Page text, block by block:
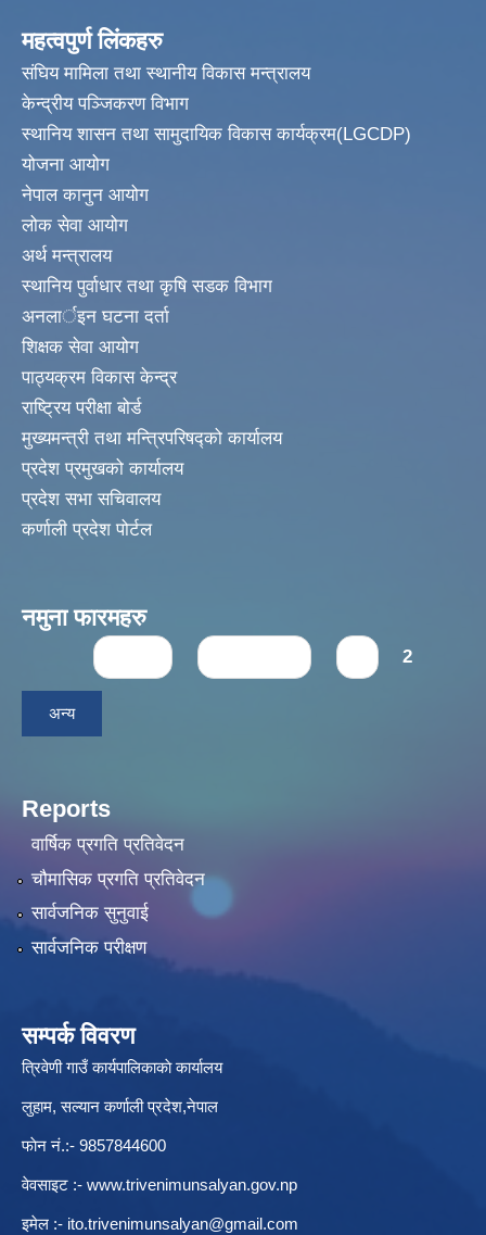
महत्वपुर्ण लिंकहरु
संघिय मामिला तथा स्थानीय विकास मन्त्रालय
केन्द्रीय पञ्जिकरण विभाग
स्थानिय शासन तथा सामुदायिक विकास कार्यक्रम(LGCDP)
योजना आयोग
नेपाल कानुन आयोग
लोक सेवा आयोग
अर्थ मन्त्रालय
स्थानिय पुर्वाधार तथा कृषि सडक विभाग
अनलार्इन घटना दर्ता
शिक्षक सेवा आयोग
पाठ्यक्रम विकास केन्द्र
राष्ट्रिय परीक्षा बोर्ड
मुख्यमन्त्री तथा मन्त्रिपरिषद्को कार्यालय
प्रदेश प्रमुखको कार्यालय
प्रदेश सभा सचिवालय
कर्णाली प्रदेश पोर्टल
नमुना फारमहरु
Pages 2
अन्य
Reports
वार्षिक प्रगति प्रतिवेदन
चौमासिक प्रगति प्रतिवेदन
सार्वजनिक सुनुवाई
सार्वजनिक परीक्षण
सम्पर्क विवरण
त्रिवेणी गाउँ कार्यपालिकाकाे कार्यालय
लुहाम, सल्यान कर्णाली प्रदेश,नेपाल
फाेन नं.:- 9857844600
वेवसाइट :- www.trivenimunsalyan.gov.np
इमेल :- ito.trivenimunsalyan@gmail.com